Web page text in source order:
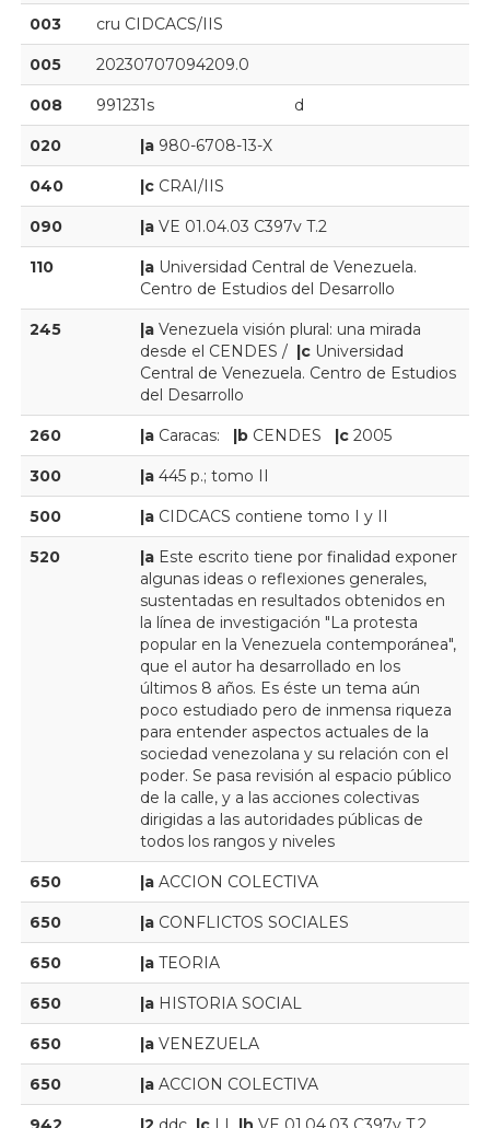
003 cru CIDCACS/IIS
005 20230707094209.0
008 991231s                                d
020 |a 980-6708-13-X
040 |c CRAI/IIS
090 |a VE 01.04.03 C397v T.2
110 |a Universidad Central de Venezuela.
Centro de Estudios del Desarrollo
245 |a Venezuela visión plural: una mirada
desde el CENDES / |c Universidad
Central de Venezuela. Centro de Estudios
del Desarrollo
260 |a Caracas: |b CENDES |c 2005
300 |a 445 p.; tomo II
500 |a CIDCACS contiene tomo I y II
520 |a Este escrito tiene por finalidad exponer
algunas ideas o reflexiones generales,
sustentadas en resultados obtenidos en
la línea de investigación "La protesta
popular en la Venezuela contemporánea",
que el autor ha desarrollado en los
últimos 8 años. Es éste un tema aún
poco estudiado pero de inmensa riqueza
para entender aspectos actuales de la
sociedad venezolana y su relación con el
poder. Se pasa revisión al espacio público
de la calle, y a las acciones colectivas
dirigidas a las autoridades públicas de
todos los rangos y niveles
650 |a ACCION COLECTIVA
650 |a CONFLICTOS SOCIALES
650 |a TEORIA
650 |a HISTORIA SOCIAL
650 |a VENEZUELA
650 |a ACCION COLECTIVA